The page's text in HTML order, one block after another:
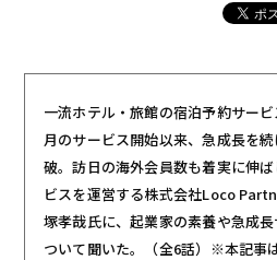
一流ホテル・旅館の宿泊予約サー
月のサービス開始以来、急成長を
破。訪日の海外会員数も着実に伸
ビスを運営する株式会社Loco
塚孝哉氏に、起業家の素養や急成
ついて聞いた。（全6話）※本記事